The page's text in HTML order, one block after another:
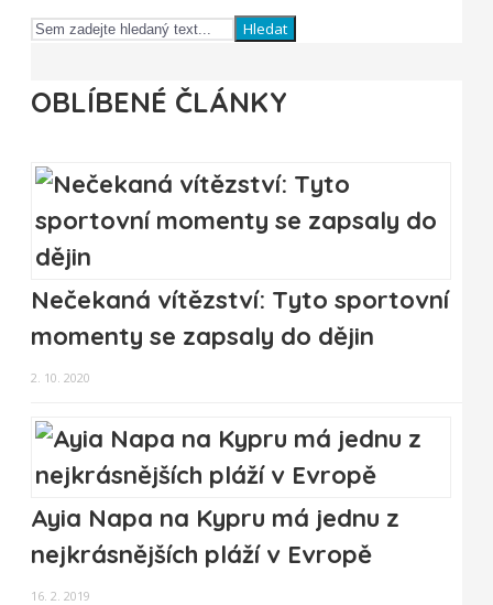
Hledat
OBLÍBENÉ ČLÁNKY
Nečekaná vítězství: Tyto sportovní
momenty se zapsaly do dějin
2. 10. 2020
Ayia Napa na Kypru má jednu z
nejkrásnějších pláží v Evropě
16. 2. 2019